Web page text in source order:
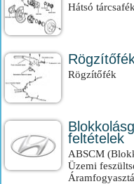
Hátsó
Rögzítőfék
feltételek
ABSCM
Üzemi